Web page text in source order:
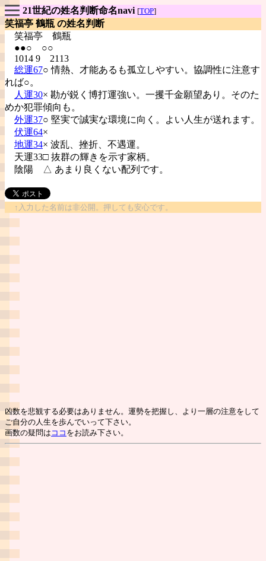
21世紀の姓名判断命名navi [TOP]
笑福亭 鶴瓶 の姓名判断
笑福亭 鶴瓶
●●○ ○○
1014 9 2113
総運67○ 情熱、才能あるも孤立しやすい。協調性に注意す
れば○。
人運30× 勘が鋭く博打運強い。一攫千金願望あり。そのた
めか犯罪傾向も。
外運37○ 堅実で誠実な環境に向く。よい人生が送れます。
伏運64×
地運34× 波乱、挫折、不遇運。
天運33□ 抜群の輝きを示す家柄。
陰陽
△ あまり良くない配列です。
↑入力した名前は非公開。押しても安心です。
凶数を悲観する必要はありません。運勢を把握し、より一層の注意をして
ご自分の人生を歩んでいって下さい。
画数の疑問は ココ をお読み下さい。